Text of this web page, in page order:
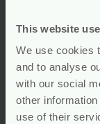
This website
We use cookies
and to analyse
with our social
other
use of their
Bio
70 stuks
Gewaardeerd